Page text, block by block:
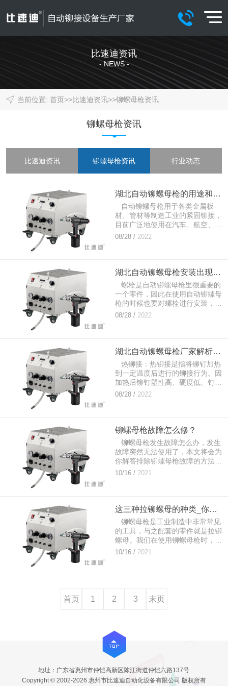
比速迪资讯
- NEWS -
当前位置: 首页>>比速迪资讯>>铆螺母枪资讯
铆螺母枪资讯
比速迪资讯 铆螺母枪资讯 行业动态
湖北自动铆螺母枪的用途和常见问题
自动铆螺母枪用于各类金属板
材、管材等制造工业的紧固铆接，
目前广泛地使用在汽车、航空、铁
道、制冷、电梯、开关、仪器、家
08/28 / 2022
湖北自动铆螺母枪安装出现的故障及排除方法
螺栓是自动铆螺母枪里很重要的
一个零件，因此在使用自动铆螺母
枪的时候也要对螺栓进行安装，但
是有很多人因为操作不当或者对产
08/28 / 2022
湖北自动铆螺母枪厂家解析热铆接与冷铆接区
热铆接：热铆接是指将铆钉加热
到一定温度后进行的铆接行为。因
加热后铆钉塑性高、硬度低、钉头
成形容易，所以进行热铆接时需用
08/28 / 2022
铆螺母枪故障怎么修？
铆螺母枪发生故障怎么办，发生
故障突然无法使用了，本文将会为
你解答排除铆螺母枪故障的方法，
让你快速维修自己的工具。...
10/16 / 2021
这三种拉铆螺母的种类_你真的分得清楚吗？
铆螺母枪是工业制造中非常常见
的工具，与之配套的零件就是拉铆
螺母。我们在使用铆螺母枪时，需
要选择正确合适的拉铆螺母。今天
10/16 / 2021
首页 1 2 3 末页
地址：广东省惠州市仲恺高新区陈江街道仲恺六路137号
Copyright © 2002-2026 惠州市比速迪自动化设备有限公司 版权所有